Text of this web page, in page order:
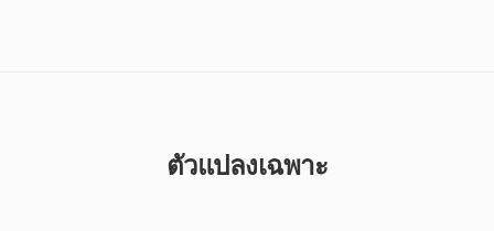
ตัวแปลงเฉพาะ